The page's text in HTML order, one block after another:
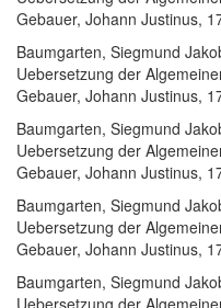
Gebauer, Johann Justinus,
Baumgarten, Siegmund
Uebersetzung der
Gebauer, Johann Justinus,
Baumgarten, Siegmund
Uebersetzung der
Gebauer, Johann Justinus,
Baumgarten, Siegmund
Uebersetzung der
Gebauer, Johann Justinus,
Baumgarten, Siegmund
Uebersetzung der